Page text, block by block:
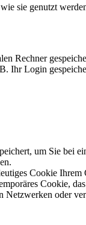
sie genutzt
Login
um Sie bei
Cookie
Cookie,
oder